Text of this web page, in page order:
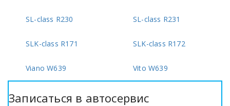
SL-class R230 SL-class R231
SLK-class R171 SLK-class R172
Viano W639 Vito W639
Записаться в автосервис